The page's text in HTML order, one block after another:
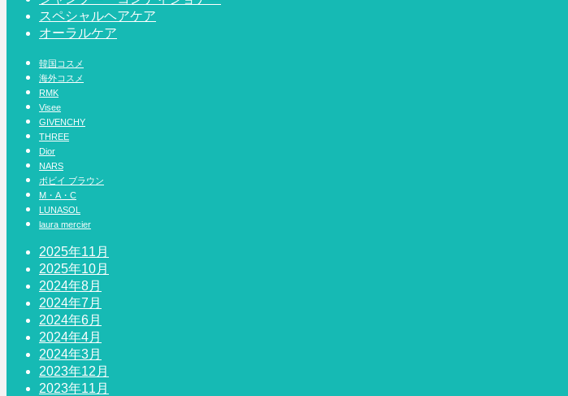
スペシャルヘアケア
オーラルケア
韓国コスメ
海外コスメ
RMK
Visee
GIVENCHY
THREE
Dior
NARS
ボビイ ブラウン
M・A・C
LUNASOL
laura mercier
2025年11月
2025年10月
2024年8月
2024年7月
2024年6月
2024年4月
2024年3月
2023年12月
2023年11月